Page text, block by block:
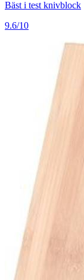
Bäst i test knivblock
9.6/10